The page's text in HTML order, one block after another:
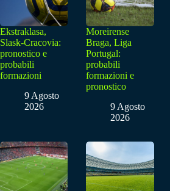
Ekstraklasa,
Slask-Cracovia:
pronostico e
probabili
formazioni
9 Agosto
2026
Moreirense
Braga, Liga
Portugal:
probabili
formazioni e
pronostico
9 Agosto
2026